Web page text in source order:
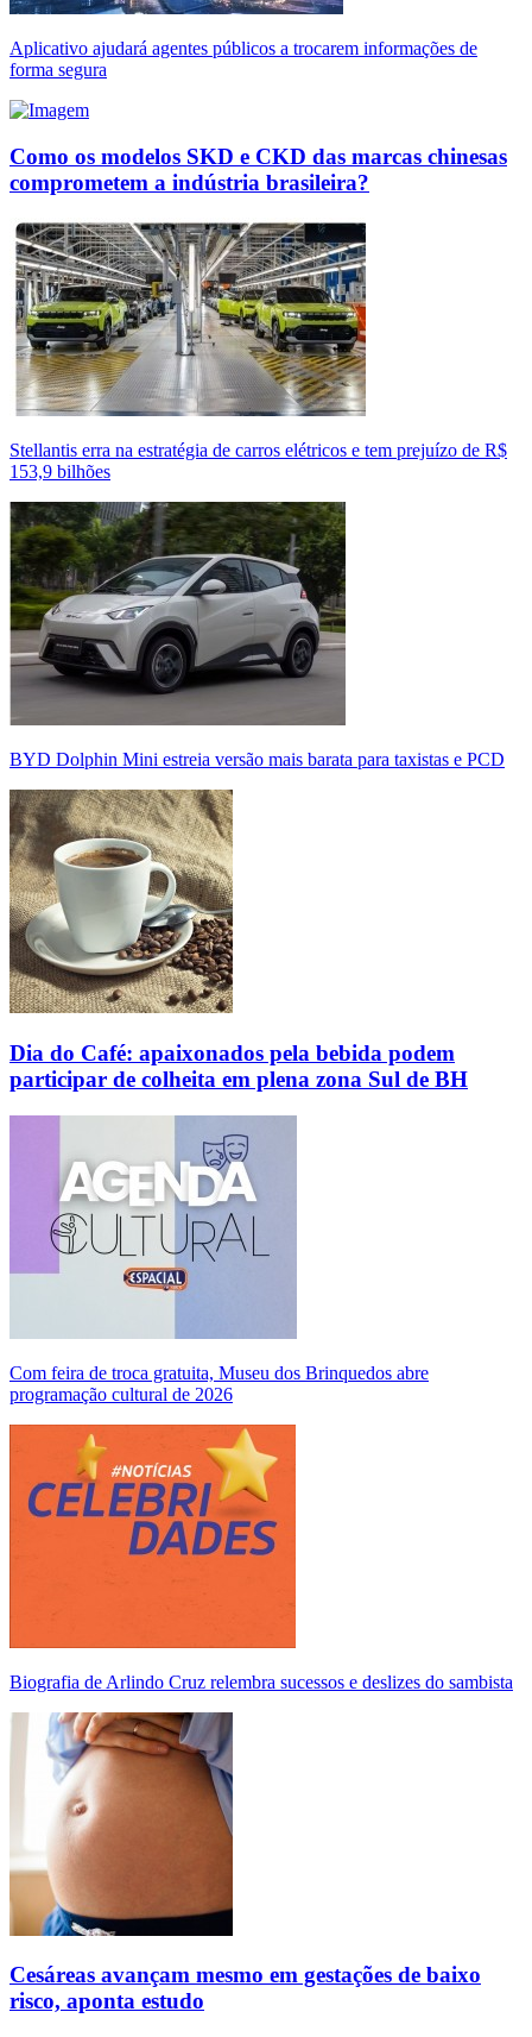
Aplicativo ajudará agentes públicos a trocarem informações de
forma segura
Como os modelos SKD e CKD das marcas chinesas
comprometem a indústria brasileira?
Stellantis erra na estratégia de carros elétricos e tem prejuízo de R$
153,9 bilhões
BYD Dolphin Mini estreia versão mais barata para taxistas e PCD
Dia do Café: apaixonados pela bebida podem
participar de colheita em plena zona Sul de BH
Com feira de troca gratuita, Museu dos Brinquedos abre
programação cultural de 2026
Biografia de Arlindo Cruz relembra sucessos e deslizes do sambista
Cesáreas avançam mesmo em gestações de baixo
risco, aponta estudo